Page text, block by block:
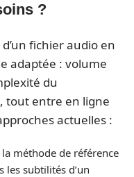
?
fichier audio en
adaptée : volume
du
tout entre en ligne
actuelles :
la méthode de référence
les subtilités d’un